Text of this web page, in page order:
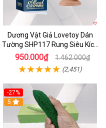
Dương Vật Giả Lovetoy Dán
Tường SHP117 Rung Siêu Kích
Thích
950.000₫ 1.462.000₫
(2,451)
-27%
5